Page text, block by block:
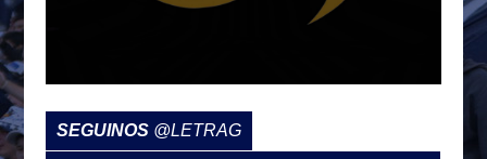
SEGUINOS @LETRAG